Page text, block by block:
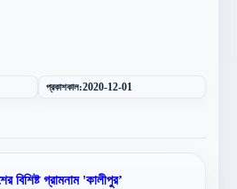
প্রকাশকাল:2020-12-01
বিশিষ্ট গ্রামনাম 'কালীপুর’